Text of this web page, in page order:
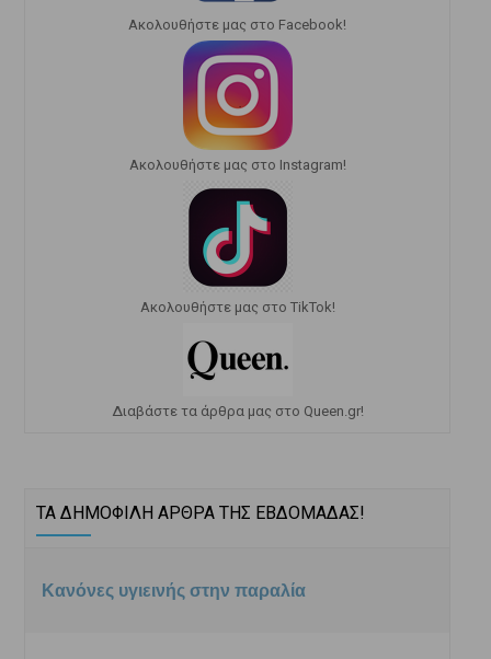
Ακολουθήστε μας στο Facebook!
Ακολουθήστε μας στο Instagram!
Ακολουθήστε μας στο TikTok!
Διαβάστε τα άρθρα μας στο Queen.gr!
ΤΑ ΔΗΜΟΦΙΛΗ ΑΡΘΡΑ ΤΗΣ ΕΒΔΟΜΑΔΑΣ!
Κανόνες υγιεινής στην παραλία